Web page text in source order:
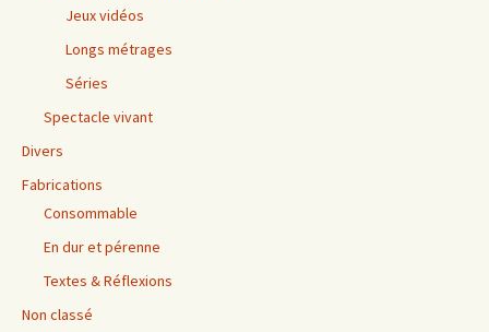
Jeux vidéos
Longs métrages
Séries
Spectacle vivant
Divers
Fabrications
Consommable
En dur et pérenne
Textes & Réflexions
Non classé